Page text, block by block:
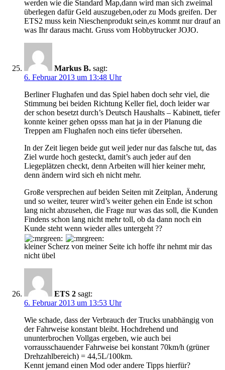
werden wie die Standard Map,dann wird man sich zweimal
überlegen dafür Geld auszugeben,oder zu Mods greifen. Der
ETS2 muss kein Nieschenprodukt sein,es kommt nur drauf an
was Ihr daraus macht. Gruss vom Hobbytrucker JOJO.
Markus B. sagt:
6. Februar 2013 um 13:48 Uhr
Berliner Flughafen und das Spiel haben doch sehr viel, die
Stimmung bei beiden Richtung Keller fiel, doch leider war
der schon besetzt durch’s Deutsch Haushalts – Kabinett, tiefer
konnte keiner gehen opsss man hat ja in der Planung die
Treppen am Flughafen noch eins tiefer übersehen.
In der Zeit liegen beide gut weil jeder nur das falsche tut, das
Ziel wurde hoch gesteckt, damit’s auch jeder auf den
Liegeplätzen checkt, denn Arbeiten will hier keiner mehr,
denn ändern wird sich eh nicht mehr.
Große versprechen auf beiden Seiten mit Zeitplan, Änderung
und so weiter, teurer wird’s weiter gehen ein Ende ist schon
lang nicht abzusehen, die Frage nur was das soll, die Kunden
Findens schon lang nicht mehr toll, ob da dann noch ein
Kunde steht wenn wieder alles untergeht ??
kleiner Scherz von meiner Seite ich hoffe ihr nehmt mir das
nicht übel
ETS 2 sagt:
6. Februar 2013 um 13:53 Uhr
Wie schade, dass der Verbrauch der Trucks unabhängig von
der Fahrweise konstant bleibt. Hochdrehend und
ununterbrochen Vollgas ergeben, wie auch bei
vorrausschauender Fahrweise bei konstant 70km/h (grüner
Drehzahlbereich) = 44,5L/100km.
Kennt jemand einen Mod oder andere Tipps hierfür?